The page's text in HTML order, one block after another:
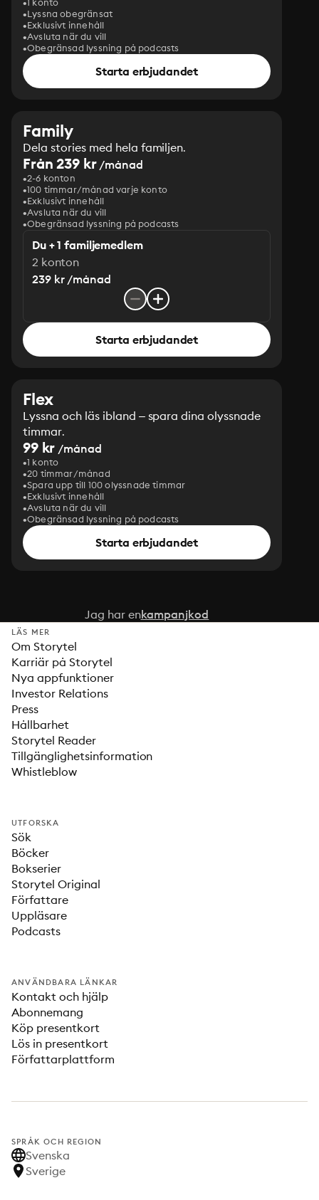
Lyssna obegränsat
Exklusivt innehåll
Avsluta när du vill
Obegränsad lyssning på podcasts
Starta erbjudandet
Family
Dela stories med hela familjen.
Från 239 kr/månad
2-6 konton
100 timmar/månad varje konto
Exklusivt innehåll
Avsluta när du vill
Obegränsad lyssning på podcasts
Du + 1 familjemedlem
2 konton
239 kr /månad
Starta erbjudandet
Flex
Lyssna och läs ibland – spara dina olyssnade
timmar.
99 kr /månad
1 konto
20 timmar/månad
Spara upp till 100 olyssnade timmar
Exklusivt innehåll
Avsluta när du vill
Obegränsad lyssning på podcasts
Starta erbjudandet
Jag har enkampanjkod
LÄS MER
Om Storytel
Karriär på Storytel
Nya appfunktioner
Investor Relations
Press
Hållbarhet
Storytel Reader
Tillgänglighetsinformation
Whistleblow
UTFORSKA
Sök
Böcker
Bokserier
Storytel Original
Författare
Uppläsare
Podcasts
ANVÄNDBARA LÄNKAR
Kontakt och hjälp
Abonnemang
Köp presentkort
Lös in presentkort
Författarplattform
SPRÅK OCH REGION
Svenska
Sverige